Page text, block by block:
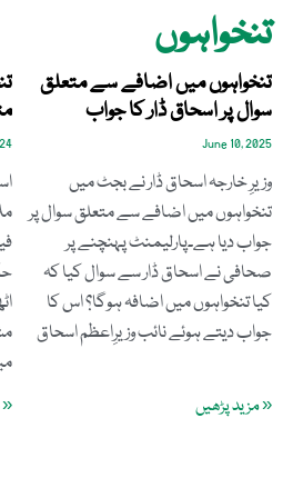
تنخواہوں
تنخواہوں میں اضافے سے متعلق
سوال پر اسحاق ڈار کا جواب
June 10, 2025
وزیرِ خارجہ اسحاق ڈار نے بجٹ میں
تنخواہوں میں اضافے سے متعلق سوال پر
جواب دیا ہے۔پارلیمنٹ پہنچنے پر
صحافی نے اسحاق ڈار سے سوال کیا کہ
کیا تنخواہوں میں اضافہ ہوگا؟ اس کا
جواب دیتے ہوئے نائب وزیرِاعظم اسحاق
« مزید پڑھیں «